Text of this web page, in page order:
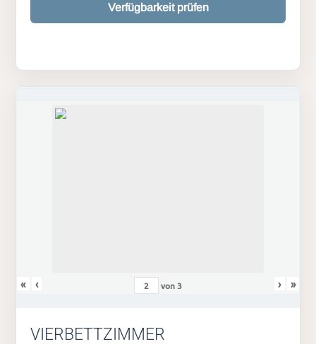
Verfügbarkeit prüfen
« ‹ von3 › »
VIERBETTZIMMER